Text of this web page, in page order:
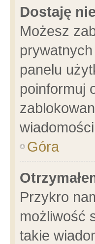
Dostaję
Możesz
panelu
poinformuj
Góra
Przykro
możliwość
takie